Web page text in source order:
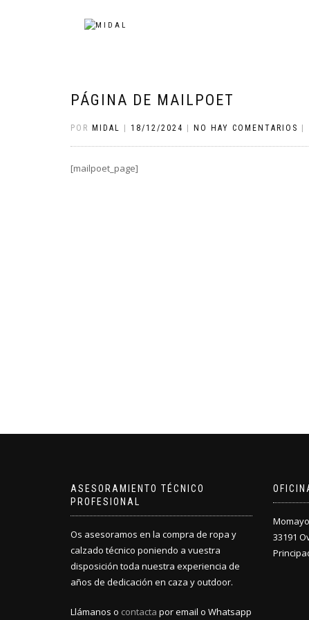
PÁGINA DE MAILPOET
POR MIDAL 18/12/2024 NO HAY COMENTARIOS
[mailpoet_page]
ASESORAMIENTO TÉCNICO
PROFESIONAL
Os asesoramos en la compra de ropa y
calzado técnico poniendo a vuestra
disposición toda nuestra experiencia de
años de dedicación en caza y outdoor.
Llámanos o contacta por email o Whatsapp
33191